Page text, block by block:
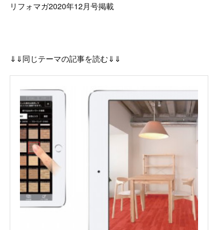
リフォマガ2020年12月号掲載
⇓⇓同じテーマの記事を読む⇓⇓